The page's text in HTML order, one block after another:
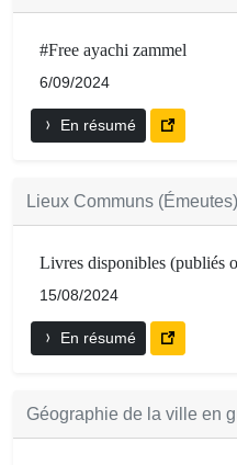
#Free ayachi zammel
6/09/2024
En résumé
Lieux Communs (Émeutes)
Livres disponibles (publiés
15/08/2024
En résumé
Géographie de la ville en